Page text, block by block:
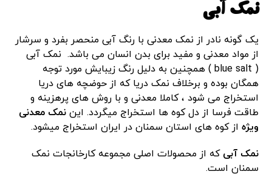
نمک آبی
یک گونه نادر از نمک معدنی با رنگ آبی منحصر بفرد و سرشار
از مواد معدنی و مفید برای بدن انسان می باشد. نمک آبی
( blue salt ) همچنین به دلیل رنگ زیبایش مورد توجه
همگان بوده و برخلاف نمک دریا که از حوضچه های دریا
استخراج می شود ، کاملا معدنی و با روش های پرهزینه و
طاقت فرسا از دل کوه ها استخراج میگردد. ایننمک معدنی
ویژه از کوه های استان سمنان در ایران استخراج میشود.
نمک آبی که از محصولات اصلی مجموعه کارخانجات نمک
سمنان است.